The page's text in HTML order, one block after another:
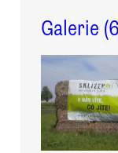
Galerie (6